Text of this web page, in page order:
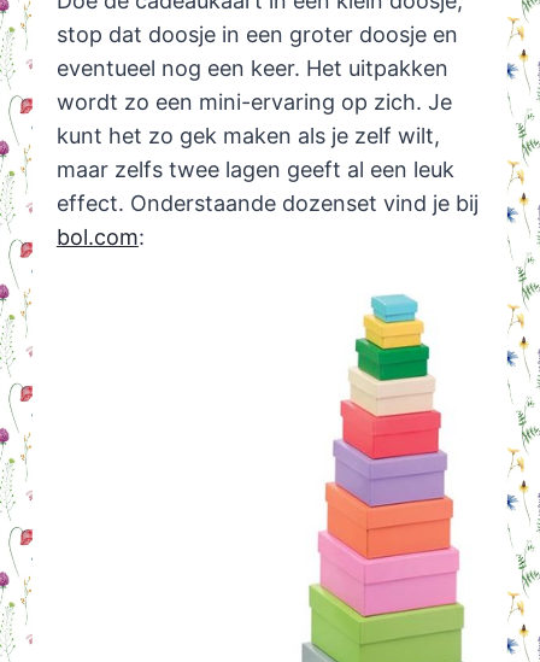
stop dat doosje in een groter doosje en
eventueel nog een keer. Het uitpakken
wordt zo een mini-ervaring op zich. Je
kunt het zo gek maken als je zelf wilt,
maar zelfs twee lagen geeft al een leuk
effect. Onderstaande dozenset vind je bij
bol.com: